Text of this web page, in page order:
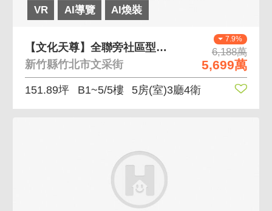
VR AI導覽 AI煥裝
7.9%
6,188萬
5,699萬
【文化天尊】全聯旁社區型邊間大面寬電梯透天別墅
新竹縣竹北市文采街
151.89坪 B1~5/5樓 5房(室)3廳4衛